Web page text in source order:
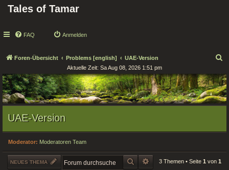
Tales of Tamar
FAQ Anmelden
Foren-Übersicht Problems [english] UAE-Version
c
h
e
Aktuelle Zeit: Sa Aug 08, 2026 1:51 pm
UAE-Version
Moderator: Moderatoren Team
NEUES THEMA SUCHE ERWEITERTE SUCHE
3 Themen • Seite 1 von 1